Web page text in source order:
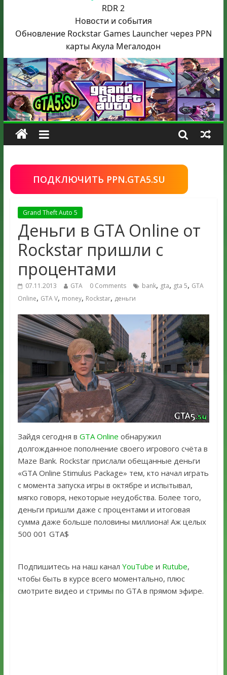
RDR 2
Новости и события
Обновление Rockstar Games Launcher через PPN
карты Акула Мегалодон
ПОДКЛЮЧИТЬ PPN.GTA5.SU
Grand Theft Auto 5
Деньги в GTA Online от
Rockstar пришли с
процентами
07.11.2013 GTA 0 Comments bank, gta, gta 5, GTA
Online, GTA V, money, Rockstar, деньги
Зайдя сегодня в GTA Online обнаружил
долгожданное пополнение своего игрового счёта в
Maze Bank. Rockstar прислали обещанные деньги
«GTA Online Stimulus Package» тем, кто начал играть
с момента запуска игры в октябре и испытывал,
мягко говоря, некоторые неудобства. Более того,
деньги пришли даже с процентами и итоговая
сумма даже больше половины миллиона! Аж целых
500 001 GTA$
Подпишитесь на наш канал YouTube и Rutube,
чтобы быть в курсе всего моментально, плюс
смотрите видео и стримы по GTA в прямом эфире.